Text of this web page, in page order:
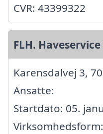
CVR: 43399322
FLH. Haveservice
Karensdalvej 3,
Ansatte:
Startdato: 05.